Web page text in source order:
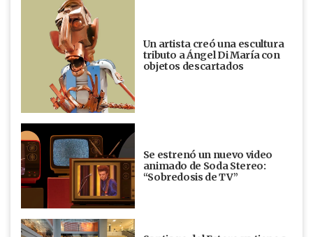
Un artista creó una escultura
tributo a Ángel Di María con
objetos descartados
Se estrenó un nuevo video
animado de Soda Stereo:
“Sobredosis de TV”